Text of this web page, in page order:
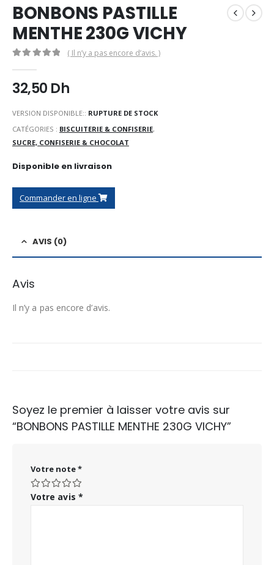
BONBONS PASTILLE
MENTHE 230G VICHY
( Il n’y a pas encore d’avis. )
32,50 Dh
VERSION DISPONIBLE:: RUPTURE DE STOCK
CATÉGORIES : BISCUITERIE & CONFISERIE,
SUCRE, CONFISERIE & CHOCOLAT
Disponible en livraison
Commander en ligne
AVIS (0)
Avis
Il n’y a pas encore d’avis.
Soyez le premier à laisser votre avis sur
“BONBONS PASTILLE MENTHE 230G VICHY”
Votre note*
Votre avis *